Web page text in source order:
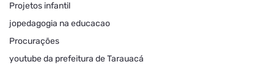
Projetos infantil
jopedagogia na educacao
Procurações
youtube da prefeitura de Tarauacá